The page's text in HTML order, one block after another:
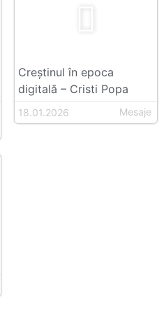
Creștinul în epoca
digitală – Cristi Popa
18.01.2026 Mesaje